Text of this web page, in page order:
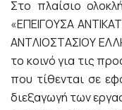
Στο πλαίσιο
«ΕΠΕΙΓΟΥΣΑ
ΑΝΤΛΙΟΣΤΑΣΙΟΥ
το κοινό για τις
που τίθενται σε
διεξαγωγή των